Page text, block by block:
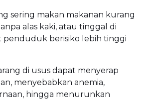
sering makan makanan kurang
alas kaki, atau tinggal di
penduduk berisiko lebih tinggi
di usus dapat menyerap
menyebabkan anemia,
hingga menurunkan